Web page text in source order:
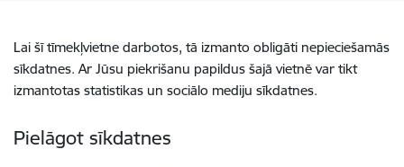
Lai šī tīmekļvietne darbotos, tā izmanto obligāti nepieciešamās
sīkdatnes. Ar Jūsu piekrišanu papildus šajā vietnē var tikt
izmantotas statistikas un sociālo mediju sīkdatnes.
Pielāgot sīkdatnes